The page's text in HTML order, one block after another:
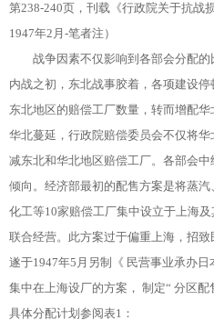
第238-240页，刊载《行政院关于抗战
1947年2月-笔者注）
战争因素不仅影响到各部会分配的
内战之初，东北战事胶着，各项建设
东北地区的赔偿工厂数量，转而增配
华北蔓延，行政院赔偿委员会不仅将
减东北和华北地区赔偿工厂。各部会
倾向。经济部最初的配售方案是将蒸
化工等10家赔偿工厂集中设立于上海
联合经营。此方案过于偏重上海，招
遂于1947年5月另制《 民营事业承办
集中在上海设厂的方案， 制定“ 分区配
具体分配计划参阅表1：